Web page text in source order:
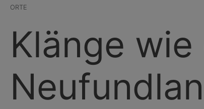
ORTE
Klänge